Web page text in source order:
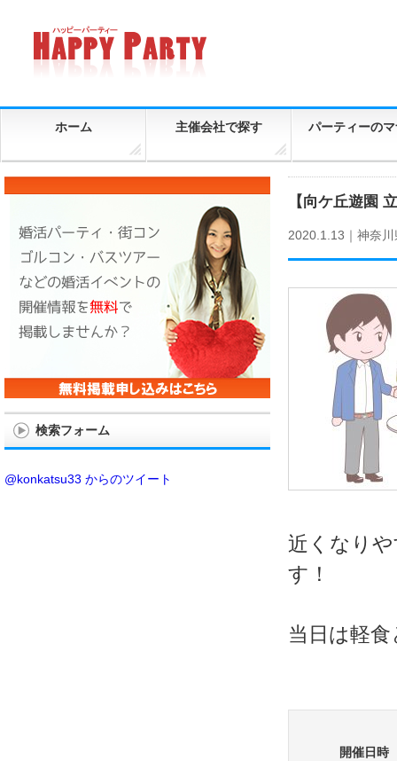
ホーム 主催会社で探す パーティーの
【向ケ丘遊園
2020.1.13｜ 神奈川
近くなり
す！
当日は軽
開催日時
検索フォーム
@konkatsu33 からのツイート